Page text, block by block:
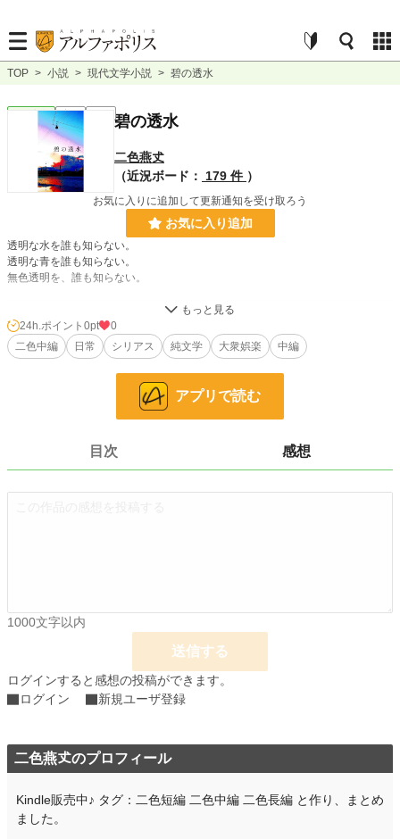
TOP > 小説 > 現代文学小説 > 碧の透水
現代文学 完結 碧の透水
二色燕𠀋
（近況ボード：
179 件 ）
お気に入りに追加して更新通知を受け取ろう
お気に入り追加
透明な水を誰も知らない。
透明な青を誰も知らない。
無色透明を、誰も知らない。
228,744 位 / 228,744 件
現代文学 9,621 位 / 9,621 件
75,380
更新日時 2019.11.09 03:00
年間ポイント 148 pt (132,350 位)
9,661 pt (98,077 位)
24h.ポイント 0pt
0
二色中編
日常 シリアス 純文学 大衆娯楽 中編
アプリで読む
目次 感想
1000文字以内
送信する
ログインすると感想の投稿ができます。
ログイン
新規ユーザ登録
二色燕𠀋のプロフィール
Kindle販売中♪ タグ：二色短編 二色中編 二色長編 と作り、まとめ
ました。